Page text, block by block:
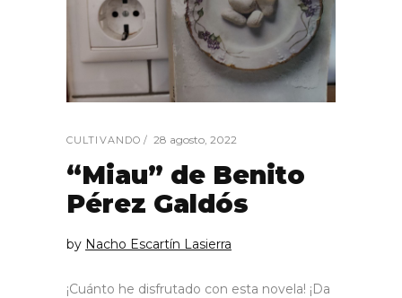
CULTIVANDO 28 agosto, 2022
“Miau” de Benito
Pérez Galdós
by Nacho Escartín Lasierra
¡Cuánto he disfrutado con esta novela! ¡Da